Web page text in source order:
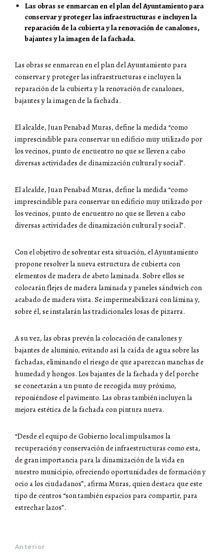
Las obras se enmarcan en el plan del Ayuntamiento para
conservar y proteger las infraestructuras e incluyen la
reparación de la cubierta y la renovación de canalones,
bajantes y la imagen de la fachada.
Las obras se enmarcan en el plan del Ayuntamiento para
conservar y proteger las infraestructuras e incluyen la
reparación de la cubierta y la renovación de canalones,
bajantes y la imagen de la fachada.
El alcalde, Juan Penabad Muras, define la medida “como
imprescindible para conservar un edificio muy utilizado por
los vecinos, punto de encuentro no que se lleven a cabo
diversas actividades de dinamización cultural y social”.
El alcalde, Juan Penabad Muras, define la medida “como
imprescindible para conservar un edificio muy utilizado por
los vecinos, punto de encuentro no que se lleven a cabo
diversas actividades de dinamización cultural y social”.
Con el objetivo de solventar esta situación, el Ayuntamiento
propone resolver la nueva estructura de cubierta con
elementos de madera de abeto laminada. Sobre ellos se
colocarán flejes de madera laminada y paneles sándwich con
acabado de madera vista. Se impermeabilizará con lámina y,
sobre él, se instalarán las tradicionales losas de pizarra.
A su vez, las obras prevén la colocación de canalones y
bajantes de aluminio, evitando así la caída de agua sobre las
fachadas, eliminando el riesgo de que aparezcan manchas de
humedad y hongos. Los bajantes de la fachada y del porche
se conectarán a un punto de recogida muy próximo,
reponiéndose el pavimento. Las obras también incluyen la
mejora estética de la fachada con pintura nueva.
“Desde el equipo de Gobierno local impulsamos la
recuperación y conservación de infraestructuras como esta,
de gran importancia para la dinamización de la vida en
nuestro municipio, ofreciendo oportunidades de formación y
ocio a los ciudadanos”, afirma Muras, quien destaca que este
tipo de centros “son también espacios para compartir, para
estrechar lazos”.
Anterior